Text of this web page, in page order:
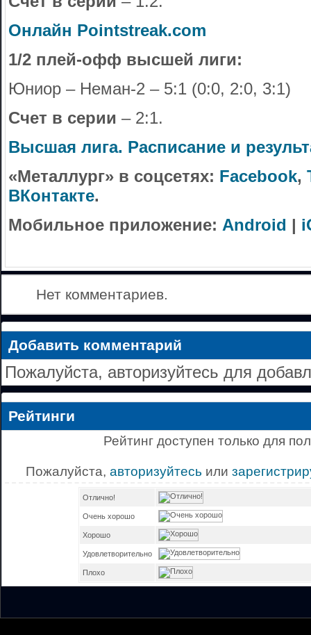
Онлайн Pointstreak.com
1/2 плей-офф высшей лиги:
Юниор – Неман-2 – 5:1 (0:0, 2:0, 3:1)
Счет в серии – 2:1.
Высшая лига. Расписание и
«Металлург» в соцсетях: Facebook,
ВКонтакте.
Мобильное приложение: Android |
Нет комментариев.
Добавить комментарий
Пожалуйста, авторизуйтесь для
Рейтинги
Рейтинг доступен только для
Пожалуйста, авторизуйтесь или
Отлично!
Очень хорошо
Хорошо
Удовлетворительно
Плохо